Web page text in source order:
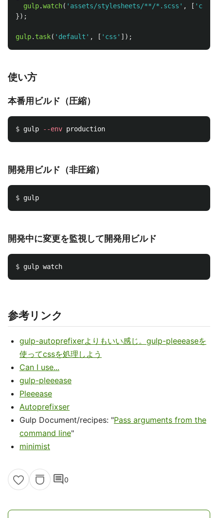
gulp.watch( ' assets/stylesheets/**/*.scss ' , [ ' css
});
gulp. task( ' default ' , [ ' css ' ]);
使い方
本番用ビルド（圧縮）
$ gulp --env
開発用ビルド（非圧縮）
$
開発中に変更を監視して開発用ビルド
$
参考リンク
gulp-autoprefixerよりもいい感じ。gulp-pleeeaseを
使ってcssを処理しよう
Can I use...
gulp-pleeease
Pleeease
Autoprefixser
Gulp Document/recipes: "Pass arguments from the
command line"
minimist
comment0